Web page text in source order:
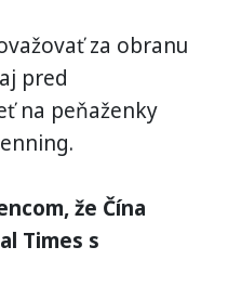
za obranu
pred
na peňaženky
že Čína
Times s